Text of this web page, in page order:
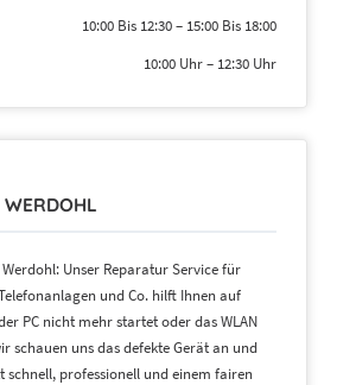
10:00 Bis 12:30– 15:00 Bis 18:00
10:00 Uhr– 12:30 Uhr
WERDOHL
Unser Reparatur Service für
und Co. hilft Ihnen auf
PC nicht mehr startet oder das WLAN
schauen uns das defekte Gerät an und
schnell, professionell und einem fairen